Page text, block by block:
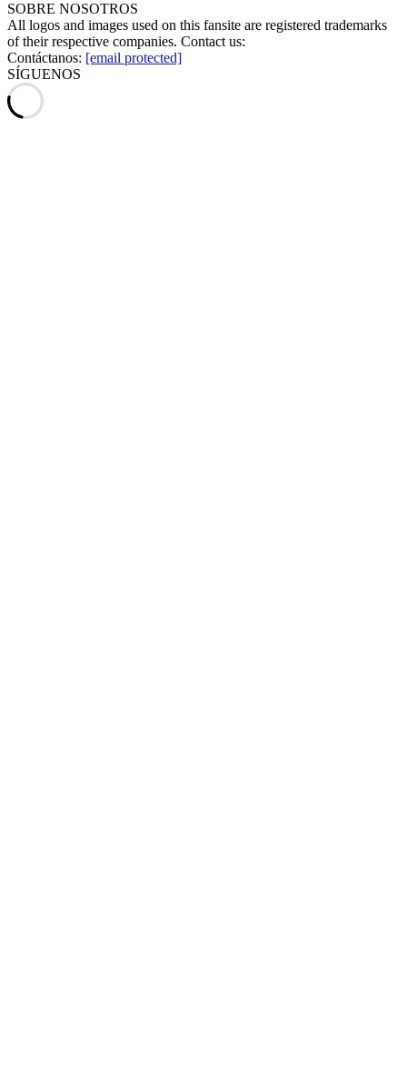
SOBRE NOSOTROS
All logos and images used on this fansite are registered trademarks
of their respective companies. Contact us:
Contáctanos: [email protected]
SÍGUENOS